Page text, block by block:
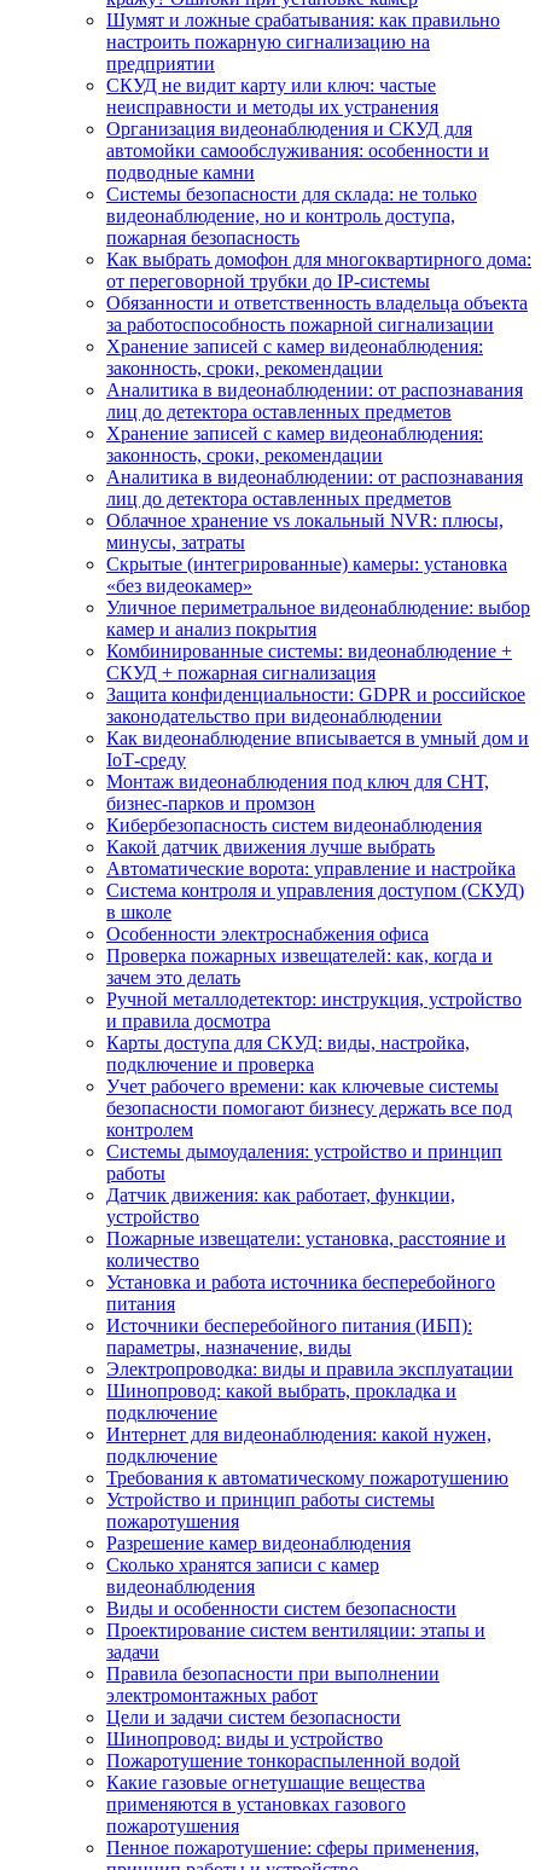
Шумят и ложные срабатывания: как правильно
настроить пожарную сигнализацию на
предприятии
СКУД не видит карту или ключ: частые
неисправности и методы их устранения
Организация видеонаблюдения и СКУД для
автомойки самообслуживания: особенности и
подводные камни
Системы безопасности для склада: не только
видеонаблюдение, но и контроль доступа,
пожарная безопасность
Как выбрать домофон для многоквартирного дома:
от переговорной трубки до IP-системы
Обязанности и ответственность владельца объекта
за работоспособность пожарной сигнализации
Хранение записей с камер видеонаблюдения:
законность, сроки, рекомендации
Аналитика в видеонаблюдении: от распознавания
лиц до детектора оставленных предметов
Хранение записей с камер видеонаблюдения:
законность, сроки, рекомендации
Аналитика в видеонаблюдении: от распознавания
лиц до детектора оставленных предметов
Облачное хранение vs локальный NVR: плюсы,
минусы, затраты
Скрытые (интегрированные) камеры: установка
«без видеокамер»
Уличное периметральное видеонаблюдение: выбор
камер и анализ покрытия
Комбинированные системы: видеонаблюдение +
СКУД + пожарная сигнализация
Защита конфиденциальности: GDPR и российское
законодательство при видеонаблюдении
Как видеонаблюдение вписывается в умный дом и
IoT‑среду
Монтаж видеонаблюдения под ключ для СНТ,
бизнес‑парков и промзон
Кибербезопасность систем видеонаблюдения
Какой датчик движения лучше выбрать
Автоматические ворота: управление и настройка
Система контроля и управления доступом (СКУД)
в школе
Особенности электроснабжения офиса
Проверка пожарных извещателей: как, когда и
зачем это делать
Ручной металлодетектор: инструкция, устройство
и правила досмотра
Карты доступа для СКУД: виды, настройка,
подключение и проверка
Учет рабочего времени: как ключевые системы
безопасности помогают бизнесу держать все под
контролем
Системы дымоудаления: устройство и принцип
работы
Датчик движения: как работает, функции,
устройство
Пожарные извещатели: установка, расстояние и
количество
Установка и работа источника бесперебойного
питания
Источники бесперебойного питания (ИБП):
параметры, назначение, виды
Электропроводка: виды и правила эксплуатации
Шинопровод: какой выбрать, прокладка и
подключение
Интернет для видеонаблюдения: какой нужен,
подключение
Требования к автоматическому пожаротушению
Устройство и принцип работы системы
пожаротушения
Разрешение камер видеонаблюдения
Сколько хранятся записи с камер
видеонаблюдения
Виды и особенности систем безопасности
Проектирование систем вентиляции: этапы и
задачи
Правила безопасности при выполнении
электромонтажных работ
Цели и задачи систем безопасности
Шинопровод: виды и устройство
Пожаротушение тонкораспыленной водой
Какие газовые огнетушащие вещества
применяются в установках газового
пожаротушения
Пенное пожаротушение: сферы применения,